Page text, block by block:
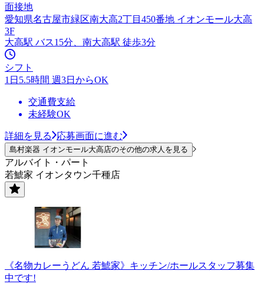
面接地
愛知県名古屋市緑区南大高2丁目450番地 イオンモール大高
3F
大高駅 バス15分、南大高駅 徒歩3分
シフト
1日5.5時間 週3日からOK
交通費支給
未経験OK
詳細を見る 応募画面に進む
島村楽器 イオンモール大高店のその他の求人を見る
アルバイト・パート
若鯱家 イオンタウン千種店
《名物カレーうどん 若鯱家》キッチン/ホールスタッフ募集
中です!